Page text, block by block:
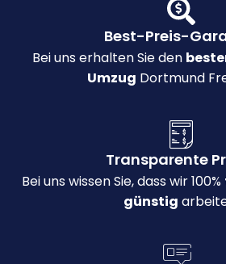
Best-Preis-
Bei uns erhalten Sie den
Umzug Dortmund
Transparente
Bei uns wissen Sie, dass wir 100%
günstig